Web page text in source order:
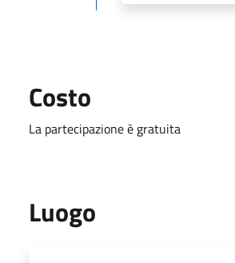
Costo
La partecipazione è gratuita
Luogo